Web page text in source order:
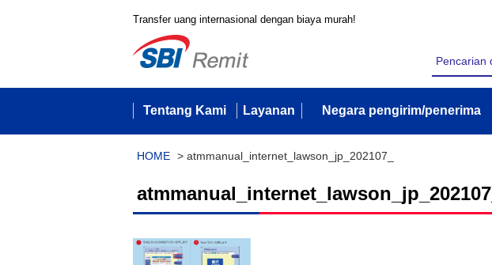
Transfer uang internasional dengan biaya murah!
Tentang Kami Layanan Negara pengirim/penerima
HOME > atmmanual_internet_lawson_jp_202107_
atmmanual_internet_lawson_jp_202107_